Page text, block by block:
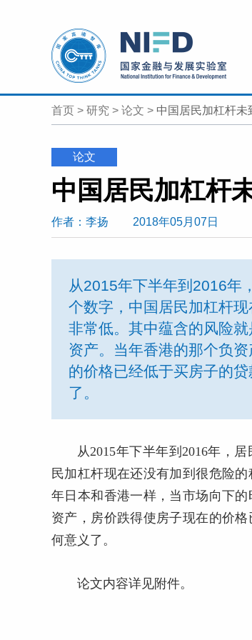
首页 > 研究 > 论文 > 中国居民加杠杆未
论文
中国居民加杠杆
作者 ：李扬 2018年05月07日
从2015年下半年到2016年
个数字，中国居民加杠杆
非常低。其中蕴含的风险
资产。当年香港的那个负
的价格已经低于买房子的
了。
从2015年下半年到2016年，
民加杠杆现在还没有加到很危险
年日本和香港一样，当市场向下
资产，房价跌得使房子现在的价
何意义了。
论文内容详见附件。